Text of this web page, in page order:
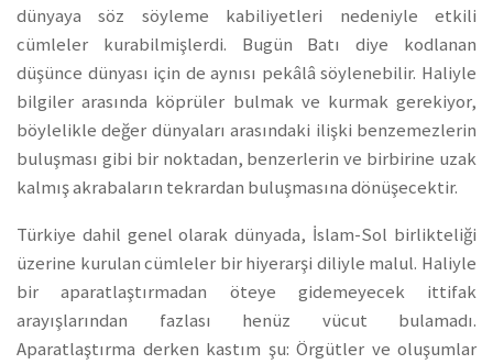
dünyaya söz söyleme kabiliyetleri nedeniyle etkili
cümleler kurabilmişlerdi. Bugün Batı diye kodlanan
düşünce dünyası için de aynısı pekâlâ söylenebilir. Haliyle
bilgiler arasında köprüler bulmak ve kurmak gerekiyor,
böylelikle değer dünyaları arasındaki ilişki benzemezlerin
buluşması gibi bir noktadan, benzerlerin ve birbirine uzak
kalmış akrabaların tekrardan buluşmasına dönüşecektir.
Türkiye dahil genel olarak dünyada, İslam-Sol birlikteliği
üzerine kurulan cümleler bir hiyerarşi diliyle malul. Haliyle
bir aparatlaştırmadan öteye gidemeyecek ittifak
arayışlarından fazlası henüz vücut bulamadı.
Aparatlaştırma derken kastım şu: Örgütler ve oluşumlar